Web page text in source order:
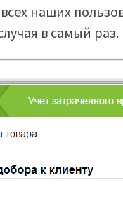
наших
в самый раз.